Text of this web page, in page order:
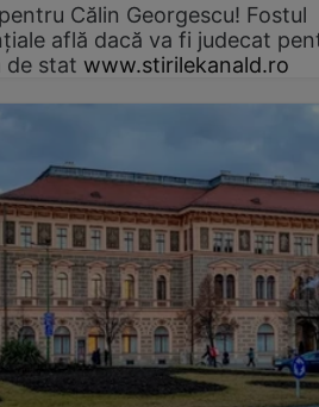
Călin Georgescu! Fostul
află dacă va fi judecat
de stat www.stirilekanald.ro